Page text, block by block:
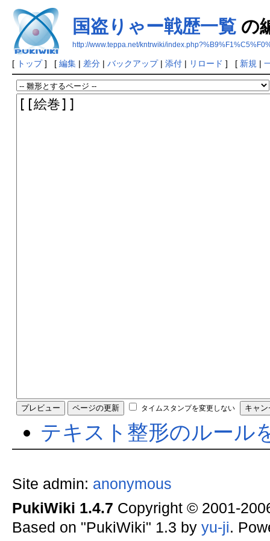
国盗りゃー戦歴一覧の
http://www.teppa.net/kntrwiki/
[ トップ] [ 編集| 差分| バックアップ| 添付| リロード ] [ 新規 |
タイムスタンプを変更しない
テキスト整形のルール
Site admin: anonymous
PukiWiki 1.4.7 Copyright © 2001-
Based on "PukiWiki" 1.3 by yu-ji.